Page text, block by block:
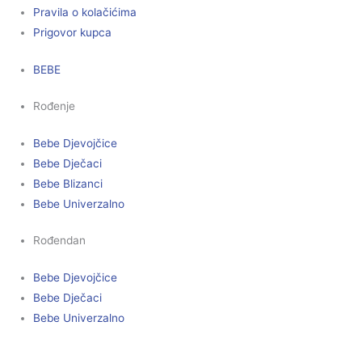
Pravila o kolačićima
Prigovor kupca
BEBE
Rođenje
Bebe Djevojčice
Bebe Dječaci
Bebe Blizanci
Bebe Univerzalno
Rođendan
Bebe Djevojčice
Bebe Dječaci
Bebe Univerzalno